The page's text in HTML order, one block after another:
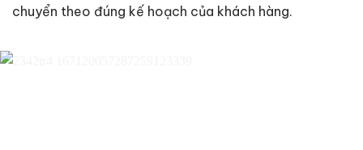
chuyển theo đúng kế hoạch của khách hàng.